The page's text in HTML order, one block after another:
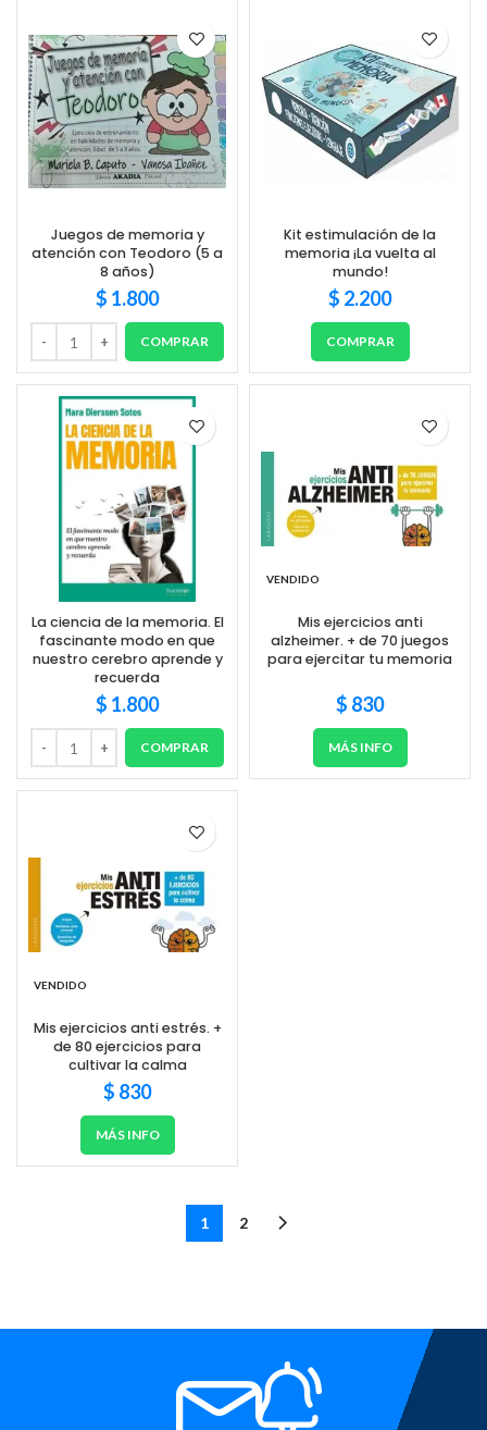
Juegos de memoria y
atención con Teodoro (5 a
8 años)
$ 1.800
COMPRAR
Kit estimulación de la
memoria ¡La vuelta al
mundo!
$ 2.200
COMPRAR
La ciencia de la memoria. El
fascinante modo en que
nuestro cerebro aprende y
recuerda
$ 1.800
COMPRAR
VENDIDO
Mis ejercicios anti
alzheimer. + de 70 juegos
para ejercitar tu memoria
$ 830
MÁS INFO
VENDIDO
Mis ejercicios anti estrés. +
de 80 ejercicios para
cultivar la calma
$ 830
MÁS INFO
1 2